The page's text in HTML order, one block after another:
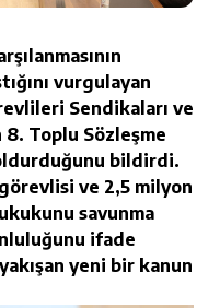
vurgulayan
Sendikaları ve
8. Toplu Sözleşme
bildirdi.
ve 2,5 milyon
savunma
ifade
yeni bir kanun